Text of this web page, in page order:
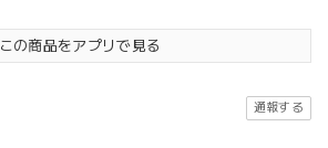
この商品をアプリで見る
通報する